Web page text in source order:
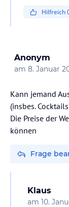
Hilfreich
Anonym
am 8. Januar
Kann jemand
(insbes.
Die Preise der
können
Frage
Klaus
am 10.